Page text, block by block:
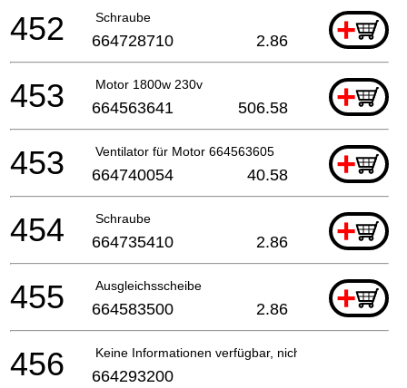
Schraube +
452 664728710 2.86
Motor 1800w 230v +
453 664563641 506.58
Ventilator für Motor 664563605 +
453 664740054 40.58
Schraube +
454 664735410 2.86
Ausgleichsscheibe +
455 664583500 2.86
Keine Informationen verfügbar, nicht bestellbar
456 664293200